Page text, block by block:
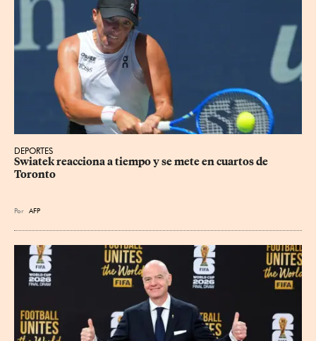
DEPORTES
Swiatek reacciona a tiempo y se mete en cuartos de
Toronto
Por AFP